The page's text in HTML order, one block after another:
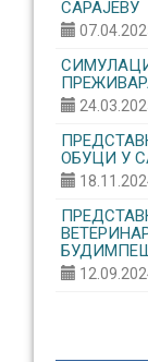
САРАЈЕВУ
ОБУЦИ У